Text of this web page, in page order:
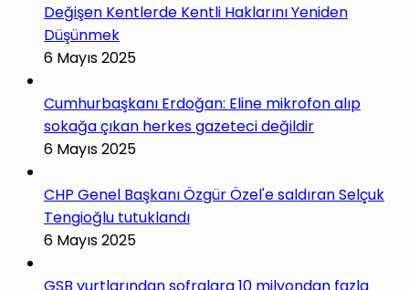
Değişen Kentlerde Kentli Haklarını Yeniden
Düşünmek
6 Mayıs 2025
Cumhurbaşkanı Erdoğan: Eline mikrofon alıp
sokağa çıkan herkes gazeteci değildir
6 Mayıs 2025
CHP Genel Başkanı Özgür Özel'e saldıran Selçuk
Tengioğlu tutuklandı
6 Mayıs 2025
GSB yurtlarından sofralara 10 milyondan fazla